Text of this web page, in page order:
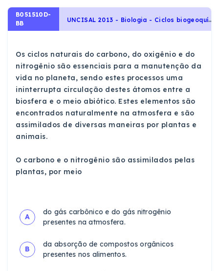
B051510D-
BB
U
NCISAL 2013 - Biologia - Ciclos biogeoquímicos, Ecologia e ciências ambientais
Os ciclos naturais do carbono, do oxigênio e do
nitrogênio são essenciais para a manutenção da
vida no planeta, sendo estes processos uma
ininterrupta circulação destes átomos entre a
biosfera e o meio abiótico. Estes elementos são
encontrados naturalmente na atmosfera e são
assimilados de diversas maneiras por plantas e
animais.
O carbono e o nitrogênio são assimilados pelas
plantas, por meio
A
do gás carbônico e do gás nitrogênio
presentes na atmosfera.
B
da absorção de compostos orgânicos
presentes nos alimentos.